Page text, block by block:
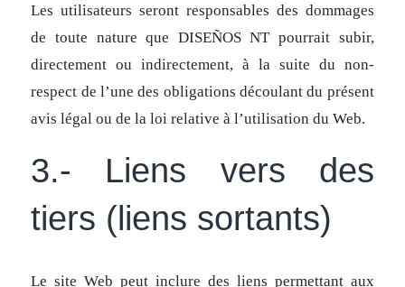
Les utilisateurs seront responsables des dommages
de toute nature que DISEÑOS NT pourrait subir,
directement ou indirectement, à la suite du non-
respect de l’une des obligations découlant du présent
avis légal ou de la loi relative à l’utilisation du Web.
3.- Liens vers des
tiers (liens sortants)
Le site Web peut inclure des liens permettant aux